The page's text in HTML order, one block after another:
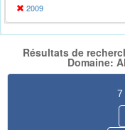
2009
Résultats de
Domaine:
7